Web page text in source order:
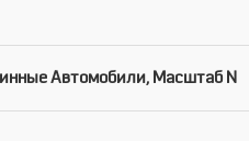
Автомобили, Масштаб N